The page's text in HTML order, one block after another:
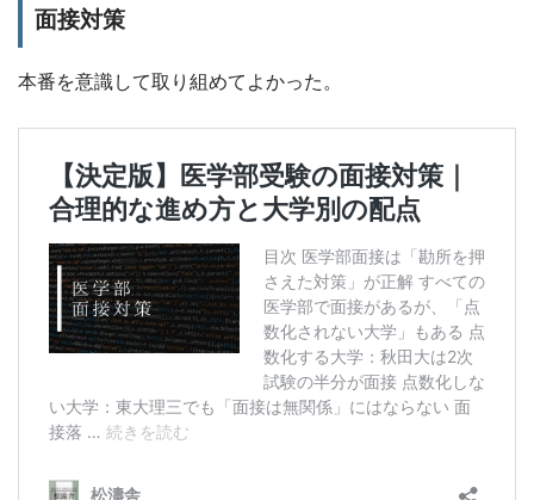
面接対策
本番を意識して取り組めてよかった。